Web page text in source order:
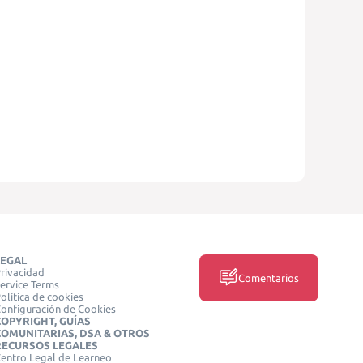
Terms
de cookies
de Cookies
GUÍAS
DSA & OTROS
LEGALES
Legal de Learneo
Comentarios